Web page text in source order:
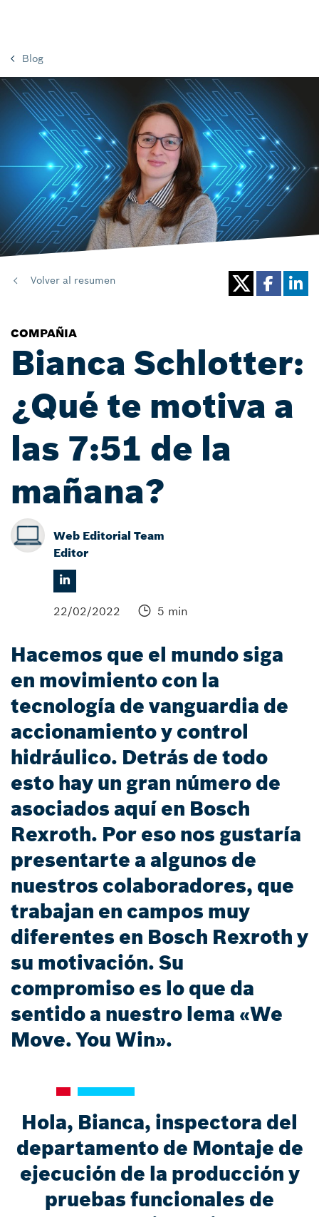
Blog
Volver al resumen
COMPAÑIA
Bianca Schlotter:
¿Qué te motiva a
las 7:51 de la
mañana?
Web Editorial Team
Editor
22/02/2022 5 min
Hacemos que el mundo siga
en movimiento con la
tecnología de vanguardia de
accionamiento y control
hidráulico. Detrás de todo
esto hay un gran número de
asociados aquí en Bosch
Rexroth. Por eso nos gustaría
presentarte a algunos de
nuestros colaboradores, que
trabajan en campos muy
diferentes en Bosch Rexroth y
su motivación. Su
compromiso es lo que da
sentido a nuestro lema «We
Move. You Win».
Hola, Bianca, inspectora del
departamento de Montaje de
ejecución de la producción y
pruebas funcionales de